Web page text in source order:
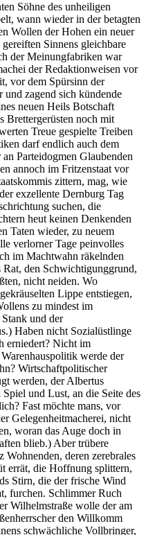
Söhne des unheiligen
wann wieder in der betagten
Wollen der Hohen ein neuer
Sinnens gleichbare
der Meinungfabriken war
der Redaktionweisen vor
vor dem Spürsinn der
und zagend sich kündende
neuen Heils Botschaft
Brettergerüsten noch mit
Treue gespielte Treiben
darf endlich auch dem
Parteidogmen Glaubenden
annoch im Fritzenstaat vor
zittern, mag, wie
exzellente Dernburg Tag
suchen, die
heut keinen Denkenden
Taten wieder, zu neuem
verlorner Tage peinvolles
im Machtwahn räkelnden
den Schwichtigunggrund,
nicht neiden. Wo
Lippe entstiegen,
zu mindest im
und der
Haben nicht Sozialüstlinge
erniedert? Nicht im
werde der
Wirtschaftpolitischer
werden, der Albertus
und Lust, an die Seite des
Fast möchte mans, vor
Gelegenheitmacherei, nicht
woran das Auge doch in
blieb.) Aber trübere
deren zerebrales
errät, die Hoffnung splittern,
Stirn, die der frische Wind
furchen. Schlimmer Ruch
Wilhelmstraße wolle der am
den Willkomm
schwächliche Vollbringer,